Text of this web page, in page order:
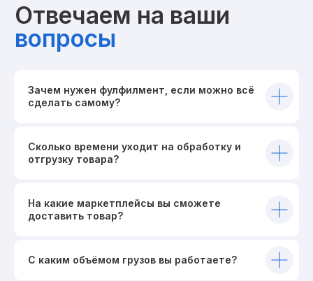
Зачем нужен фулфилмент, если можно всё
сделать самому?
Сколько времени уходит на обработку и
отгрузку товара?
На какие маркетплейсы вы сможете
доставить товар?
С каким объёмом грузов вы работаете?